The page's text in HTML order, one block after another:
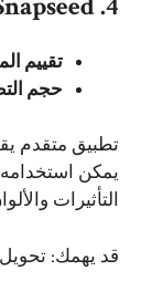
تقييم
حجم
تطبيق متقدم
يمكن
التأثيرات
قد يهمك: